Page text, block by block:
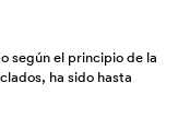
según el principio de la
ha sido hasta